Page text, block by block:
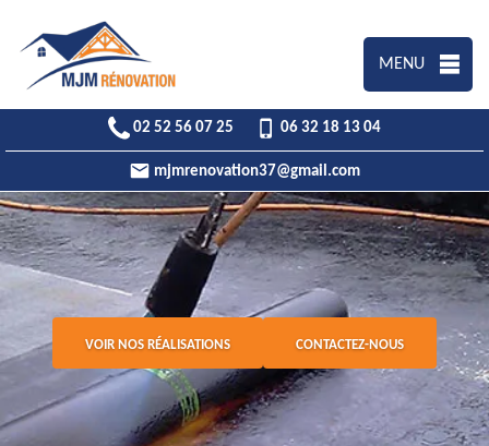
MENU
02 52 56 07 25 06 32 18 13 04
mjmrenovation37@gmail.com
VOIR NOS RÉALISATIONS CONTACTEZ-NOUS